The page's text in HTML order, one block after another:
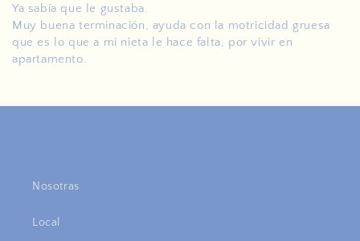
Ya sabía que le gustaba.
Muy buena terminación, ayuda con la motricidad gruesa
que es lo que a mi nieta le hace falta, por vivir en
apartamento.
Nosotras
Local